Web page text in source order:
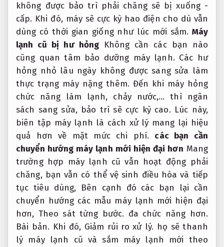
không được bảo trì phải chăng sẽ bị xuống -
cấp. Khi đó, máy sẽ cực kỳ hao điện cho dù vẫn
dùng có thời gian giống như lúc mới sắm. Máy
lạnh cũ bị hư hỏngKhông cần các bạn nào
cũng quan tâm bảo dưỡng máy lạnh. Các hư
hỏng nhỏ lâu ngày không được sang sửa làm
thực trạng máy nặng thêm. Đến khi máy hỏng
chức năng làm lạnh, chảy nước,… thì ngân
sách sang sửa, bảo trì sẽ cực kỳ cao. Lúc này,
biên tập máy lạnh là cách xử lý mang lại hiệu
quả hơn về mặt mức chi phí. các bạn cần
chuyển hướng máy lạnh mới hiện đại hơn Mang
trường hợp máy lạnh cũ vẫn hoạt động phải
chăng, bạn vẫn có thể vệ sinh điều hòa và tiếp
tục tiêu dùng, Bên cạnh đó các bạn lại cần
chuyển hướng các mẫu máy lạnh mới hiện đại
hơn, Theo sát từng bước. đa chức năng hơn.
Bài bản. Khi đó, Giảm rủi ro xử lý. họ sẽ thanh
lý máy lạnh cũ và sắm máy lạnh mới theo